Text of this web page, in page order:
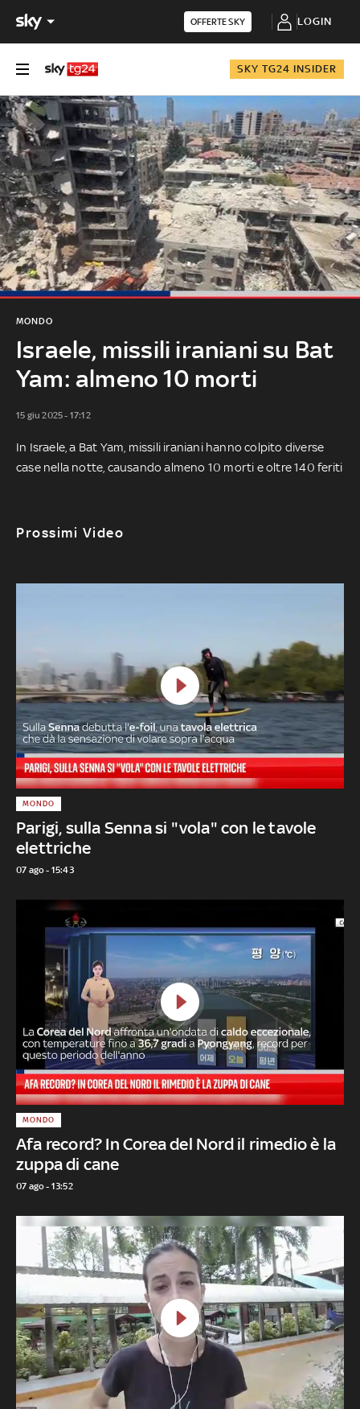
OFFERTE SKY LOGIN
SKY TG24 INSIDER
Israele, missili iraniani su Bat
Yam: almeno 10 morti
MONDO
15 giu 2025 - 17:12
In Israele, a Bat Yam, missili iraniani hanno colpito diverse
case nella notte, causando almeno 10 morti e oltre 140 feriti
Prossimi Video
Parigi, sulla Senna si "vola" con le tavole
elettriche
MONDO
07 ago - 15:43
Afa record? In Corea del Nord il rimedio è la
zuppa di cane
MONDO
07 ago - 13:52